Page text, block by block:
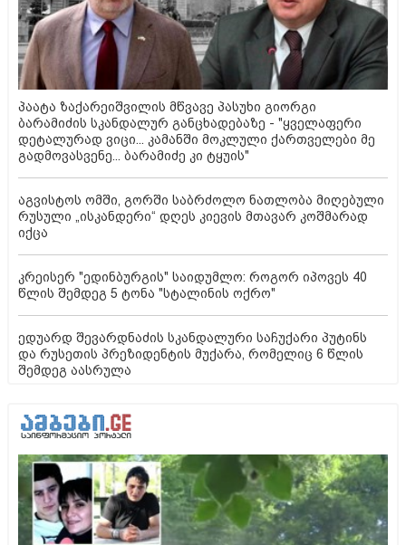
პაატა ზაქარეიშვილის მწვავე პასუხი გიორგი
ბარამიძის სკანდალურ განცხადებაზე - "ყველაფერი
დეტალურად ვიცი... კამანში მოკლული ქართველები მე
გადმოვასვენე... ბარამიძე კი ტყუის"
აგვისტოს ომში, გორში საბრძოლო ნათლობა მიღებული
რუსული „ისკანდერი“ დღეს კიევის მთავარ კოშმარად
იქცა
კრეისერ "ედინბურგის" საიდუმლო: როგორ იპოვეს 40
წლის შემდეგ 5 ტონა "სტალინის ოქრო"
ედუარდ შევარდნაძის სკანდალური საჩუქარი პუტინს
და რუსეთის პრეზიდენტის მუქარა, რომელიც 6 წლის
შემდეგ აასრულა